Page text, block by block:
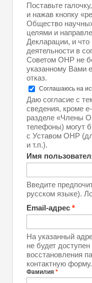
Поставьте
и нажав кнопку
Общество
целями и
Декларации, и
деятельности в
Советом ОНР не
указанному Вами
отказ.
Соглашаюсь на
Даю согласие с
сведения, кроме
разделе «Члены
телефоны) могут
с Уставом ОНР
и т.п.).
Имя
Введите
русском языке).
Email-адрес *
На указанный
не будет
восстановления
контактную форму.
Фамилия *